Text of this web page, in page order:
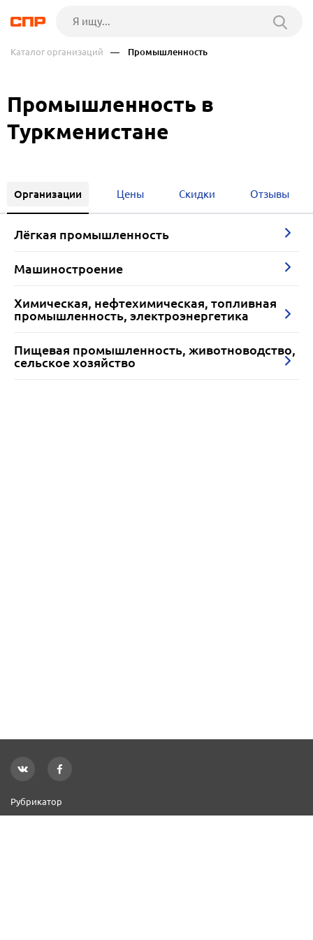
Каталог организаций — Промышленность
Промышленность в
Туркменистане
Организации Цены Скидки Отзывы
Лёгкая промышленность
Машиностроение
Химическая, нефтехимическая, топливная
промышленность, электроэнергетика
Пищевая промышленность, животноводство,
сельское хозяйство
Рубрикатор